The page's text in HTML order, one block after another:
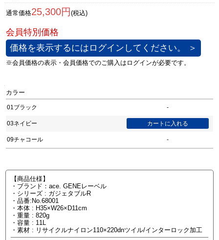
通常価格25,300円 (税込)
価格を表示するにはログインしてください。 ＞
カラー
01ブラック -
03ネイビー
09チャコール -
【商品仕様】
・ブランド：ace. GENEレーベル
・シリーズ : ガジェタブルR
・品番:No.68001
・本体 : H35×W26×D11cm
・重量 : 820g
・容量 : 11L
・素材 : リサイクルナイロン110×220dnツイル/インターロック加工